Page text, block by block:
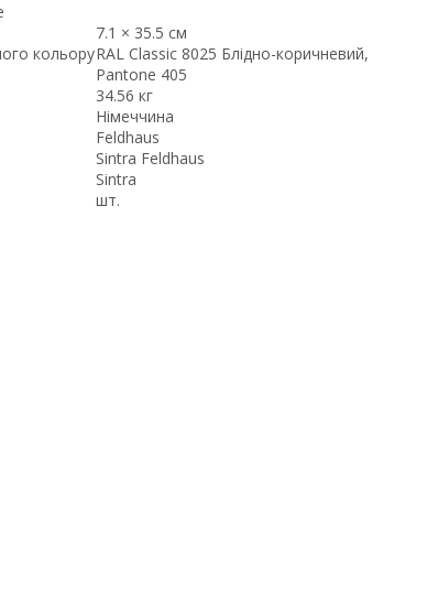
7.1 × 35.5 см
кольоруRAL Classic 8025 Блідно-коричневий,
Pantone 405
34.56 кг
Німеччина
Feldhaus
Sintra Feldhaus
Sintra
шт.